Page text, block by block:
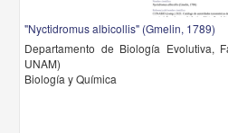
"Nyctidromus albicollis" (Gmelin, 1789)
Departamento de Biología Evolutiva,
UNAM)
Biología y Química